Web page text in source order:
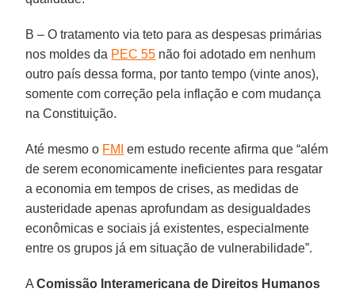
B – O tratamento via teto para as despesas primárias
nos moldes da PEC 55 não foi adotado em nenhum
outro país dessa forma, por tanto tempo (vinte anos),
somente com correção pela inflação e com mudança
na Constituição.
Até mesmo o FMI em estudo recente afirma que “além
de serem economicamente ineficientes para resgatar
a economia em tempos de crises, as medidas de
austeridade apenas aprofundam as desigualdades
econômicas e sociais já existentes, especialmente
entre os grupos já em situação de vulnerabilidade”.
AComissão Interamericana de Direitos Humanos